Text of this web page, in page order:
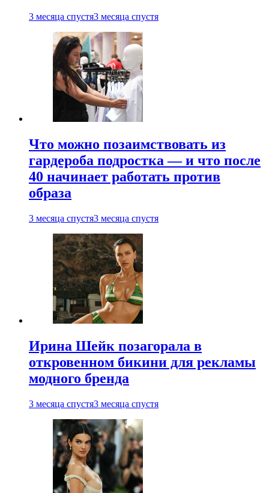
3 месяца спустя3 месяца спустя
Что можно позаимствовать из
гардероба подростка — и что после
40 начинает работать против
образа
3 месяца спустя3 месяца спустя
Ирина Шейк позагорала в
откровенном бикини для рекламы
модного бренда
3 месяца спустя3 месяца спустя